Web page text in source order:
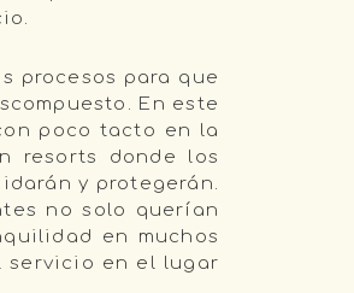
procesos para que
En este
poco tacto en la
resorts donde los
y protegerán.
no solo querían
en muchos
servicio en el lugar